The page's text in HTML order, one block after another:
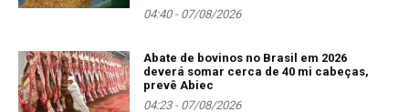
04:40 - 07/08/2026
Abate de bovinos no Brasil em 2026
deverá somar cerca de 40 mi cabeças,
prevê Abiec
04:23 - 07/08/2026